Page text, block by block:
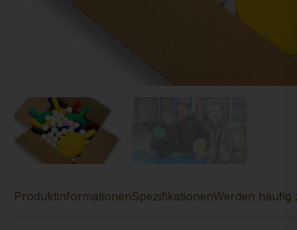
ProduktinformationenSpezifikationenWerden häufig